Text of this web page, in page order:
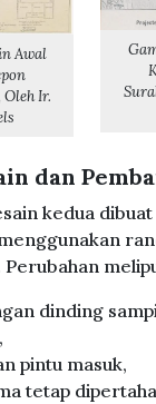
Awal
Ir.
dan
kedua
Perubahan
dinding
pintu masuk,
tetap